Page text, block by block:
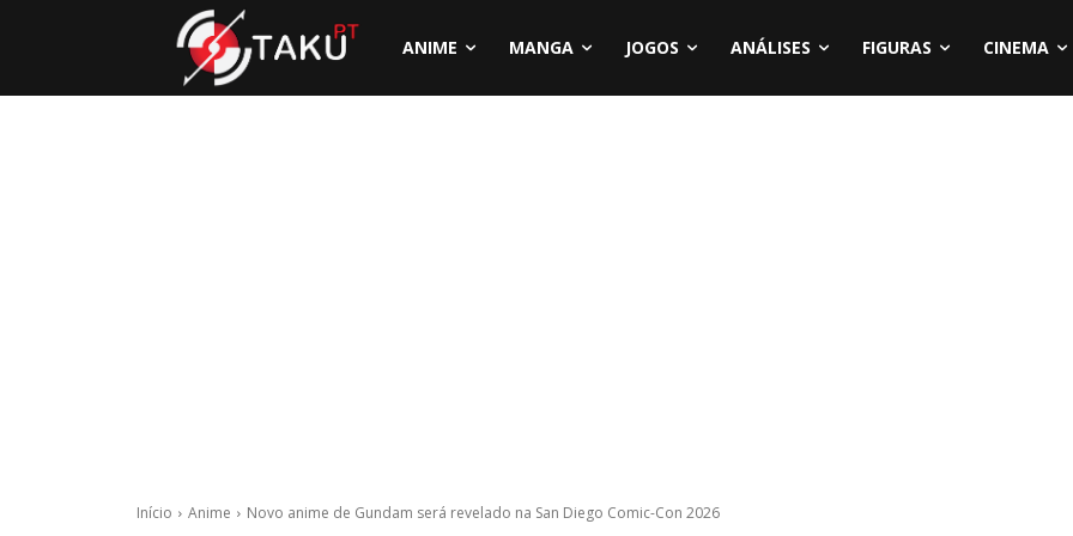
ANIME MANGA JOGOS ANÁLISES FIGURAS CINEMA
Início Anime Novo anime de Gundam será revelado na San Diego Comic-Con 2026